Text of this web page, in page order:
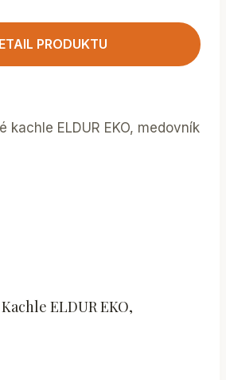
PRODUKTU
ELDUR EKO,